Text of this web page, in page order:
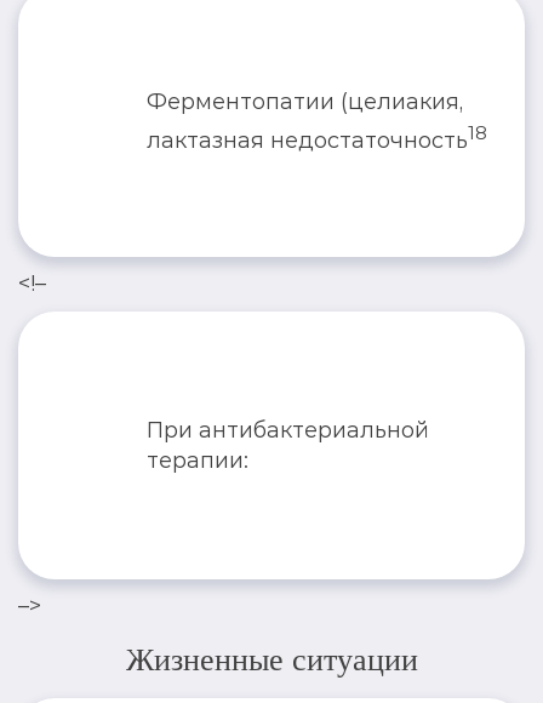
Ферментопатии (целиакия,
лактазная недостаточность18
<!–
При антибактериальной
терапии:
–>
Жизненные ситуации